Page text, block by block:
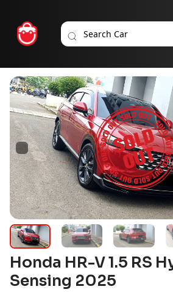
Honda HR-V 1.5 RS
Sensing 2025